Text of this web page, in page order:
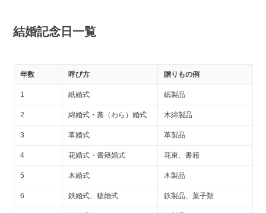
結婚記念日一覧
年数 呼び方 贈りもの例
1 紙婚式 紙製品
2 綿婚式・藁（わら）婚式 木綿製品
3 革婚式 革製品
4 花婚式・書籍婚式 花束、書籍
5 木婚式 木製品
6 鉄婚式、糖婚式 鉄製品、菓子類